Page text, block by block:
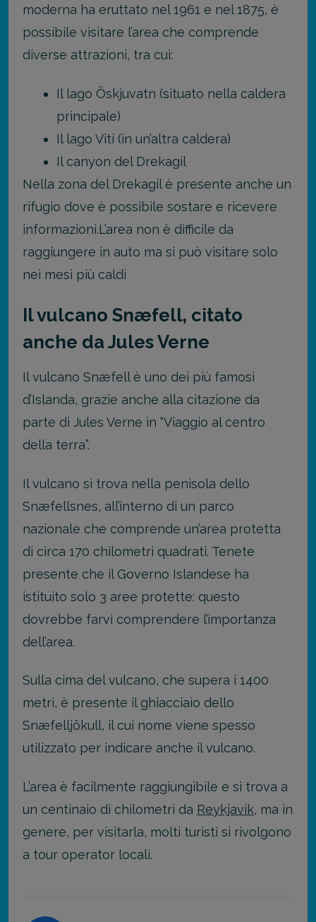
moderna ha eruttato nel 1961 e nel 1875, è
possibile visitare l’area che comprende
diverse attrazioni, tra cui:
Il lago Öskjuvatn (situato nella caldera
principale)
Il lago Viti (in un’altra caldera)
Il canyon del Drekagil
Nella zona del Drekagil è presente anche un
rifugio dove è possibile sostare e ricevere
informazioni.L’area non è difficile da
raggiungere in auto ma si può visitare solo
nei mesi più caldi
Il vulcano Snæfell, citato
anche da Jules Verne
Il vulcano Snæfell è uno dei più famosi
d’Islanda, grazie anche alla citazione da
parte di Jules Verne in “Viaggio al centro
della terra”.
Il vulcano si trova nella penisola dello
Snæfellsnes, all’interno di un parco
nazionale che comprende un’area protetta
di circa 170 chilometri quadrati. Tenete
presente che il Governo Islandese ha
istituito solo 3 aree protette: questo
dovrebbe farvi comprendere l’importanza
dell’area.
Sulla cima del vulcano, che supera i 1400
metri, è presente il ghiacciaio dello
Snæfelljökull, il cui nome viene spesso
utilizzato per indicare anche il vulcano.
L’area è facilmente raggiungibile e si trova a
un centinaio di chilometri da Reykjavik, ma in
genere, per visitarla, molti turisti si rivolgono
a tour operator locali.